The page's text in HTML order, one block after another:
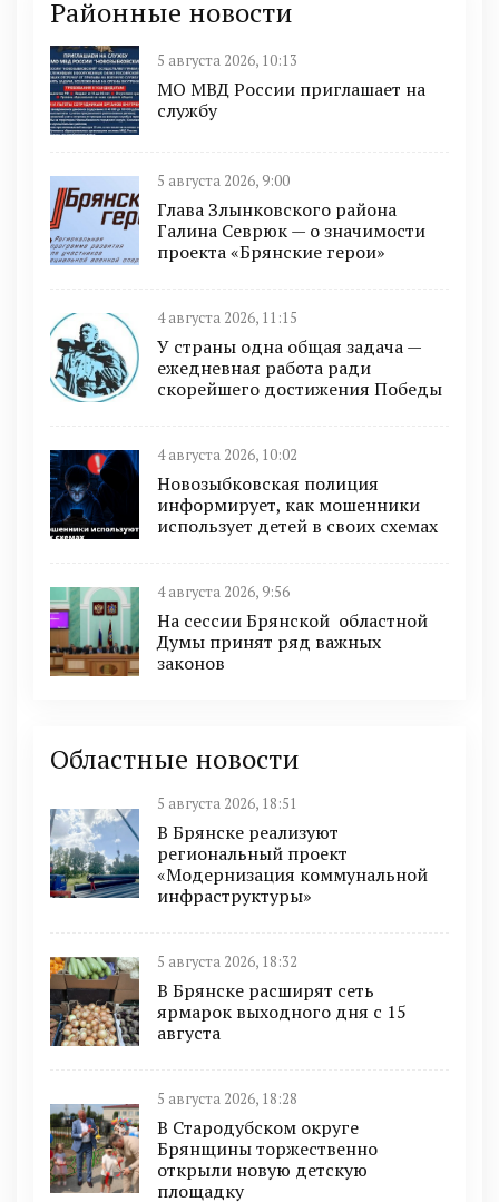
Районные новости
5 августа 2026, 10:13
МО МВД России приглашает на
службу
5 августа 2026, 9:00
Глава Злынковского района
Галина Севрюк — о значимости
проекта «Брянские герои»
4 августа 2026, 11:15
У страны одна общая задача —
ежедневная работа ради
скорейшего достижения Победы
4 августа 2026, 10:02
Новозыбковская полиция
информирует, как мошенники
использует детей в своих схемах
4 августа 2026, 9:56
На сессии Брянской областной
Думы принят ряд важных
законов
Областные новости
5 августа 2026, 18:51
В Брянске реализуют
региональный проект
«Модернизация коммунальной
инфраструктуры»
5 августа 2026, 18:32
В Брянске расширят сеть
ярмарок выходного дня с 15
августа
5 августа 2026, 18:28
В Стародубском округе
Брянщины торжественно
открыли новую детскую
площадку